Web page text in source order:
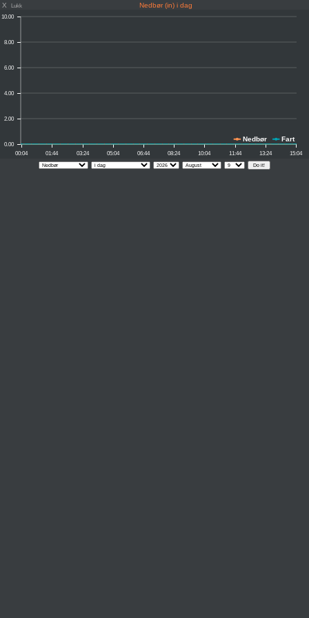
X Lukk Nedbør (in) i dag